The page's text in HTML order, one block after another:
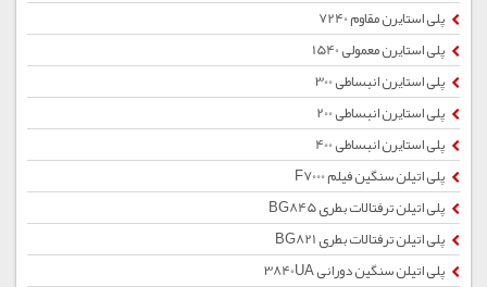
پلی استایرن مقاوم 7240
پلی استایرن معمولی 1540
پلی استایرن انبساطی 300
پلی استایرن انبساطی 200
پلی استایرن انبساطی 400
پلی اتیلن سنگین فیلم F7000
پلی اتیلن ترفتالات بطری BG845
پلی اتیلن ترفتالات بطری BG821
پلی اتیلن سنگین دورانی 3840UA